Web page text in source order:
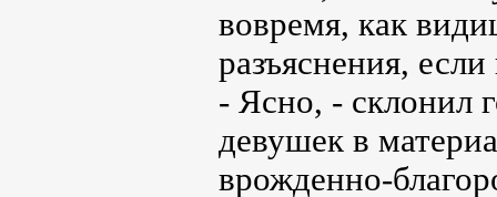
вовремя, как
разъяснения,
- Ясно, - склонил
девушек в
врожденно-